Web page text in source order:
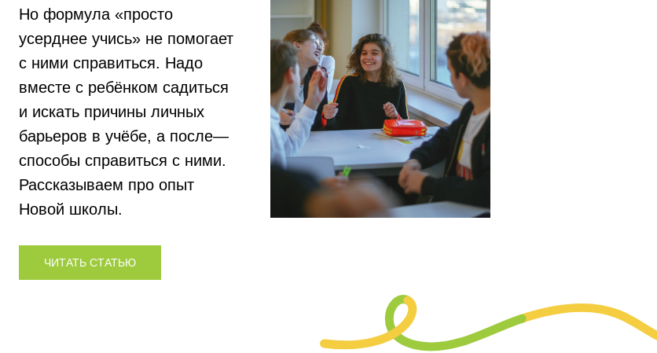
Но формула «просто
усерднее учись» не помогает
с ними справиться. Надо
вместе с ребёнком садиться
и искать причины личных
барьеров в учёбе, а после—
способы справиться с ними.
Рассказываем про опыт
Новой школы.
ЧИТАТЬ СТАТЬЮ